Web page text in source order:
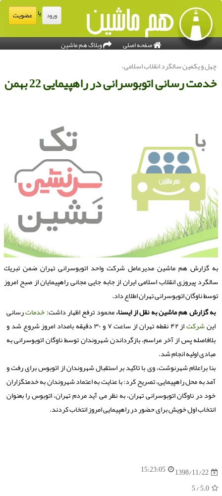
ورود عضویت
صفحه اصلی وبلاگ هم ماشین
چهل و یكمین سالگرد انقلاب اسلامی،
خدمت رسانی اتوبوسرانی در راهپیمایی 22 بهمن
گزارش هم ماشین مدیرعامل شركت واحد اتوبوسرانی تهران ضمن تبریك
پیروزی انقلاب اسلامی ایران از جابه جایی مجانی راهپیمایان از صبح امروز
ناوگان اتوبوسرانی تهران اطلاع داد.
به گزارش هم ماشین به نقل از ایسنا،محمود ترفع اظهار داشت:خدماترسانی
اینشركت
از ۴۲ نقطه تهران از ساعت ۷ و ۳۰ دقیقه بامداد امروز شروع شد و
بلافاصله پس از آخر مراسم، بازگرداندن شهروندان توسط ناوگان اتوبوسرانی به
مبادی اولیه انجام شد.
بنا براعلام شهرنوشت، وی با تاكید بر استقبال شهروندان از اتوبوس برای رفت و
آمد به محل راهپیمایی، تصریح كرد: با عنایت به اعتماد شهروندان به خدمتگزاران
خود در ناوگان اتوبوسرانی تهران، به نظر می آید مردم تهران، اتوبوس را بعنوان
انتخاب اول خویش برای حضور در راهپیمایی امروز انتخاب كردند.
1398/11/22
15:23:05
5.0
/ 5